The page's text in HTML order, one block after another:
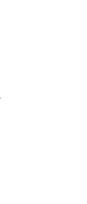
Wimpern
Farbe,